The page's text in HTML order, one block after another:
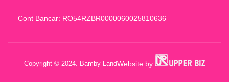
Cont Bancar: RO54RZBR0000060025810636
Copyright © 2024. Bamby LandWebsite by